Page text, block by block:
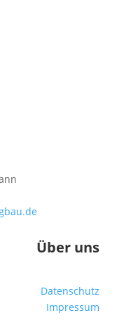
Über uns
Datenschutz
Impressum